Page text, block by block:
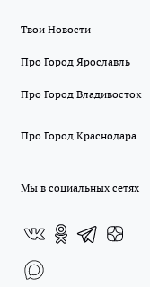
Твои Новости
Про Город Ярославль
Про Город Владивосток
Про Город Краснодара
Мы в социальных сетях